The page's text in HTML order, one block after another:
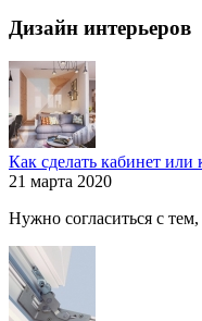
Дизайн интерьеров
Как сделать кабинет или
21 марта 2020
Нужно согласиться с